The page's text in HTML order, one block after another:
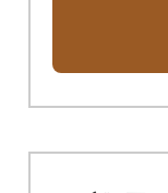
７．市
８．歴史